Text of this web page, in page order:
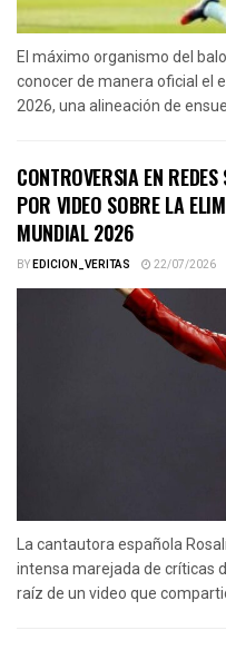
El máximo organismo del
conocer de manera oficial el
2026, una alineación de
CONTROVERSIA EN
POR VIDEO SOBRE LA
MUNDIAL 2026
BYEDICION_VERITAS 22/07/2026
La cantautora española
intensa marejada de críticas
raíz de un video que